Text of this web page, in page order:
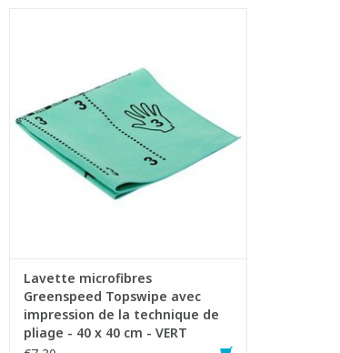
tous les matériaux
- Rapide, efficace et nettoie sans traces
- Super durable
- Lavable à 90°C. Grâce au double ourlet,
la lavette conserve toujours sa forme
AJOUTER AU PANIER
Lavette microfibres
Greenspeed Topswipe avec
impression de la technique de
pliage - 40 x 40 cm - VERT